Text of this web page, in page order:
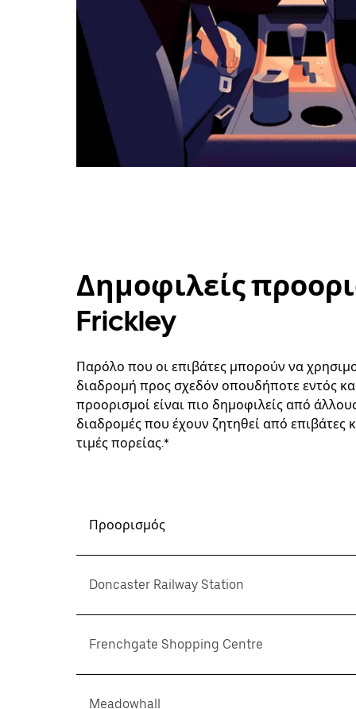
Δημοφιλείς
Frickley
Παρόλο που οι επιβάτες μπορούν να
διαδρομή προς σχεδόν οπουδήποτε εντός
προορισμοί είναι πιο δημοφιλείς από
διαδρομές που έχουν ζητηθεί από επιβάτες
τιμές πορείας.*
Προορισμός
Doncaster Railway Station
Frenchgate Shopping Centre
Meadowhall